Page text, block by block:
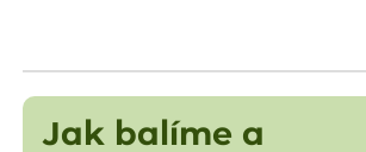
Jak balíme a